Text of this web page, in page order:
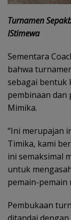
Turnamen
IStimewa
Sementara
bahwa
sebagai bentuk
pembinaan dan
Mimika.
“Ini merupajan
Timika, kami
ini semaksimal
untuk
pemain-pemain
Pembukaan